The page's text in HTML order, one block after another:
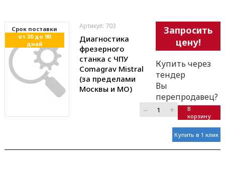
Cрок поставки
от 30 до 90
дней
Артикул: 703
Диагностика
фрезерного
станка с ЧПУ
Comagrav Mistral
(за пределами
Москвы и МО)
Запросить
цену!
Купить через
тендер
Вы
перепродавец?
–
+
В
корзину
Купить в 1 клик